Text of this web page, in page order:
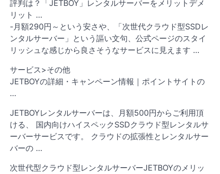
評判は？「JETBOY」レンタルサーバーをメリットデメ
リット …
-月額290円～という安さや、「次世代クラウド型SSDレ
ンタルサーバー」という謳い文句、公式ページのスタイ
リッシュな感じから良さそうなサービスに見えます …
サービス>その他
JETBOYの詳細・キャンペーン情報｜ポイントサイトの
…
JETBOYレンタルサーバーは、月額500円からご利用頂
ける、 国内向けハイスペックSSDクラウド型レンタルサ
ーバーサービスです。 クラウドの拡張性とレンタルサー
バーの …
次世代型クラウド型レンタルサーバーJETBOYのメリッ